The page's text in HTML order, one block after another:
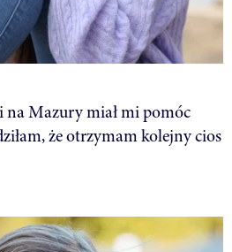
na Mazury miał mi pomóc
że otrzymam kolejny cios